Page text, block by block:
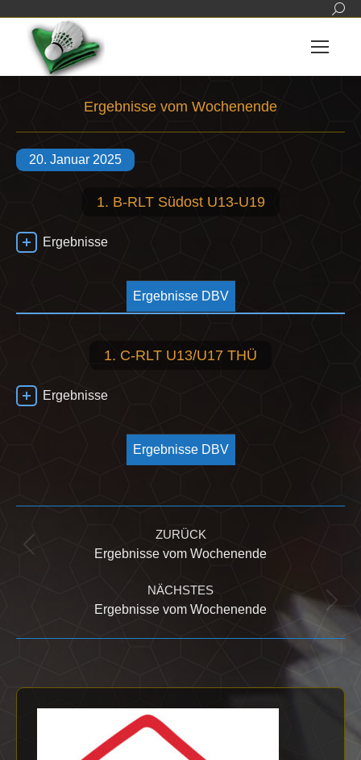
Ergebnisse vom Wochenende
20. Januar 2025
1. B-RLT Südost U13-U19
Ergebnisse
Ergebnisse DBV
1. C-RLT U13/U17 THÜ
Ergebnisse
Ergebnisse DBV
ZURÜCK
Vorheriger
Ergebnisse vom Wochenende
NÄCHSTES
Nächster
Ergebnisse vom Wochenende